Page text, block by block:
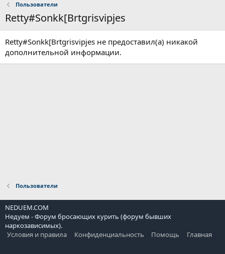
Пользователи
Retty#Sonkk[Brtgrisvipjes
Retty#Sonkk[Brtgrisvipjes не предоставил(а) никакой
дополнительной информации.
Пользователи
NEDUEM.COM
Недуем - Форум бросающих курить (форум бывших
наркозависимых).
Условия и правила
Конфиденциальность Помощь Главная